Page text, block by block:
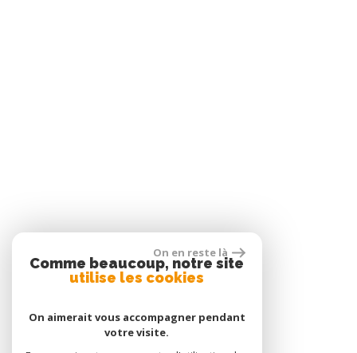
On en reste là
Comme beaucoup, notre site
utilise les cookies
On aimerait vous accompagner pendant
votre visite.